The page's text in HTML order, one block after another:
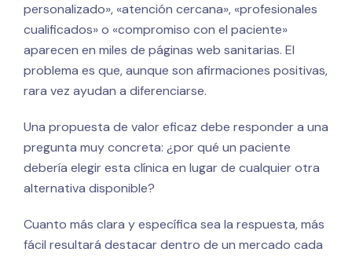
personalizado», «atención cercana», «profesionales
cualificados» o «compromiso con el paciente»
aparecen en miles de páginas web sanitarias. El
problema es que, aunque son afirmaciones positivas,
rara vez ayudan a diferenciarse.
Una propuesta de valor eficaz debe responder a una
pregunta muy concreta: ¿por qué un paciente
debería elegir esta clínica en lugar de cualquier otra
alternativa disponible?
Cuanto más clara y específica sea la respuesta, más
fácil resultará destacar dentro de un mercado cada